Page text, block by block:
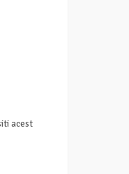
acest